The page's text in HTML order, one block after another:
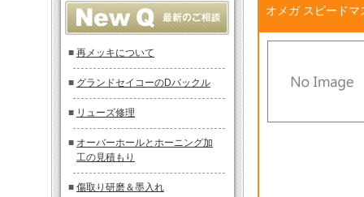
オメガ スピード
■ 再メッキについて
■ グランドセイコーのDバックル
■ リューズ修理
■ オーバーホールとホーニング加
工の見積もり
■ 傷取り研磨＆墨入れ